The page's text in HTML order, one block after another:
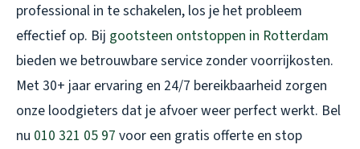
professional in te schakelen, los je het probleem
effectief op. Bij gootsteen ontstoppen in Rotterdam
bieden we betrouwbare service zonder voorrijkosten.
Met 30+ jaar ervaring en 24/7 bereikbaarheid zorgen
onze loodgieters dat je afvoer weer perfect werkt. Bel
nu 010 321 05 97 voor een gratis offerte en stop